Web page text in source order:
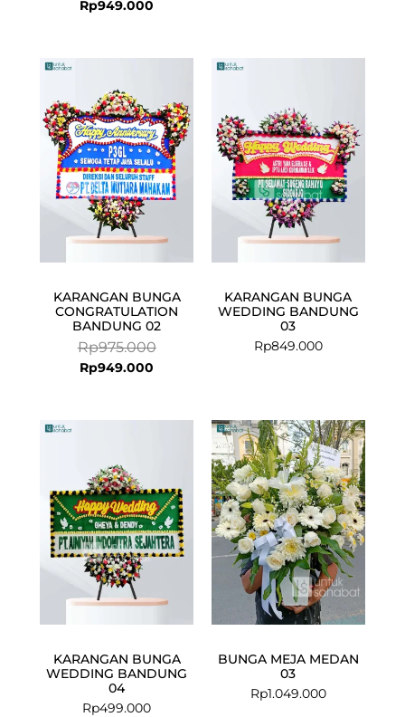
Rp949.000
KARANGAN BUNGA
CONGRATULATION
BANDUNG 02
Rp975.000
was:
Rp975.000.
Rp949.000
is:
Rp949.000.
KARANGAN BUNGA
WEDDING BANDUNG
03
Rp849.000
KARANGAN BUNGA
WEDDING BANDUNG
04
Rp499.000
BUNGA MEJA MEDAN
03
Rp1.049.000